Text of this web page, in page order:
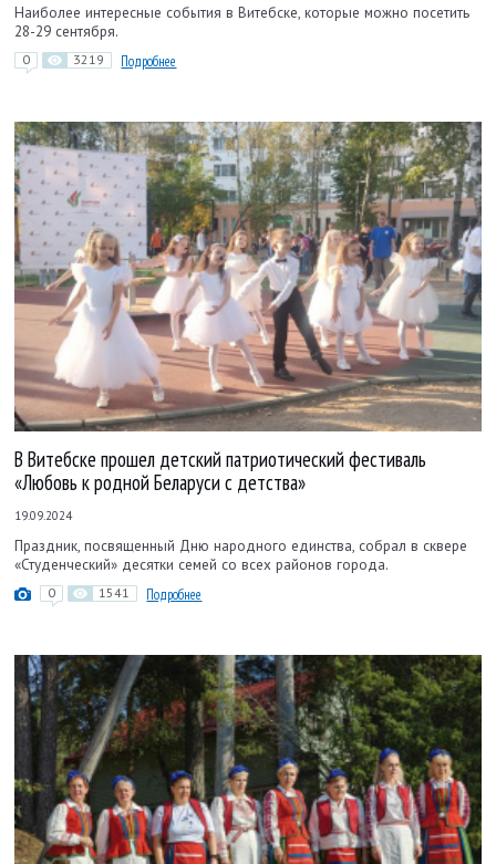
Наиболее интересные события в Витебске, которые можно посетить
28-29 сентября.
0 3219 Подробнее
В Витебске прошел детский патриотический фестиваль
«Любовь к родной Беларуси с детства»
19.09.2024
Праздник, посвященный Дню народного единства, собрал в сквере
«Студенческий» десятки семей со всех районов города.
0 1541 Подробнее